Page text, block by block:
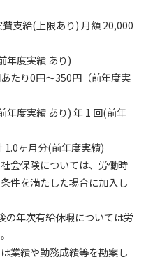
費支給(上限あり) 月額 20,000
年度実績 あり)
たり0円〜350円（前年度実
年度実績 あり) 年 1 回(前年
1.0ヶ月分(前年度実績)
会保険については、労働時
件を満たした場合に加入し
の年次有給休暇については労
業績や勤務成績等を勘案し